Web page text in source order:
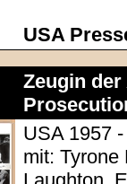
USA
Zeugin
USA 1957
mit: Tyrone